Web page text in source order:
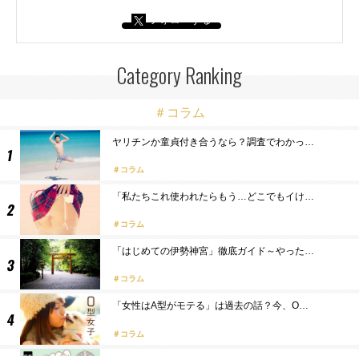
Category Ranking
＃コラム
ヤリチンか童貞付き合うなら？調査でわかっ…
コラム
「私たちこれ使われたらもう…どこでもイけ…
コラム
「はじめての伊勢神宮」徹底ガイド～やった…
コラム
「女性はA型がモテる」は過去の話？今、O…
コラム